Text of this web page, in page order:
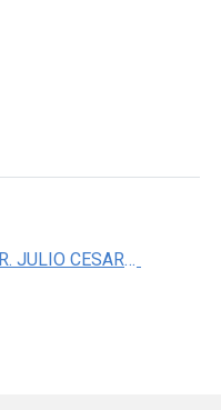
DR. JULIO CESAR ALCANTARA MONTIEL